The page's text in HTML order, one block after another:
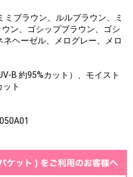
ブラウン、ルルブラウン、ミ
ン、ゴシップブラウン、ゴシ
ヘーゼル、メログレー、メロ
B 約95%カット）、モイスト
ト